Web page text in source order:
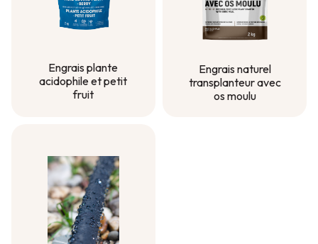
Engrais plante
acidophile et petit
fruit
Engrais naturel
transplanteur avec
os moulu